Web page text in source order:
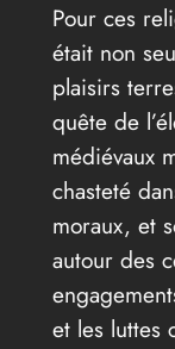
Pour ces
était non
plaisirs
quête de
médiévaux
chasteté
moraux, et
autour des
et les luttes